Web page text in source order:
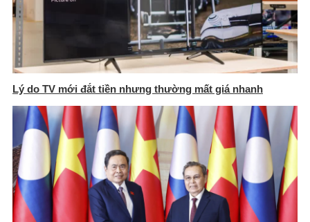
Lý do TV mới đắt tiền nhưng thường mất giá nhanh